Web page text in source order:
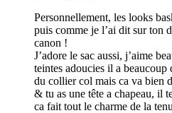
Personnellement, les looks
puis comme je l’ai dit sur ton
canon !
J’adore le sac aussi, j’aime
teintes adoucies il a beaucoup
du collier col mais ca va bien
& tu as une tête a chapeau, il
ca fait tout le charme de la